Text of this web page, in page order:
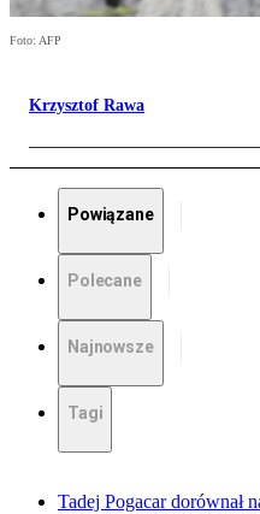
Foto: AFP
Krzysztof Rawa
Powiązane
Polecane
Najnowsze
Tagi
Tadej Pogacar dorównał